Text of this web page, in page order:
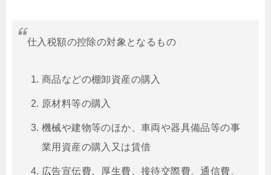
仕入税額の控除の対象となるもの
商品などの棚卸資産の購入
原材料等の購入
機械や建物等のほか、車両や器具備品等の事
業用資産の購入又は賃借
広告宣伝費、厚生費、接待交際費、通信費、